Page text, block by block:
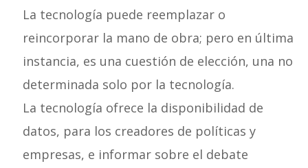
La tecnología puede reemplazar o
reincorporar la mano de obra; pero en última
instancia, es una cuestión de elección, una no
determinada solo por la tecnología.
La tecnología ofrece la disponibilidad de
datos, para los creadores de políticas y
empresas, e informar sobre el debate